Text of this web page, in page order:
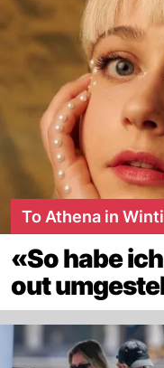
To Athena in Winti
«So habe
out